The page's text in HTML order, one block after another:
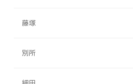
藤塚
別所